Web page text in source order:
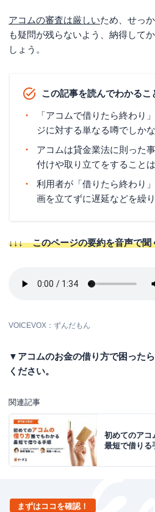
アコムの審査は厳しいため、せっ
も疑問が残らないよう、納得して
しょう。
この記事を読んでわかるこ
「アコムで借りたら終わり
ジに対する単なる噂でしか
アコムは貸金業法に則った
付けや取り立てをすること
利用者が「借りたら終わり
画を立てずに遅延などを繰
↓↓↓ このページの要約を音声で
VOICEVOX：ずんだもん
▼アコムのお金の借り方で困った
ください。
関連記事
初めてのアコ
最短で借りる
まずはココを確認！